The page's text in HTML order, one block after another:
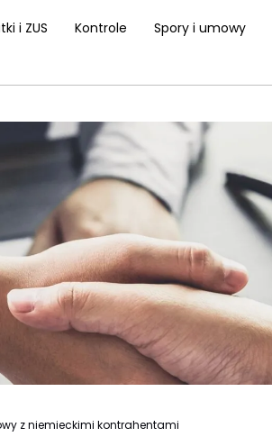
i ZUS Kontrole Spory i umowy
z niemieckimi kontrahentami